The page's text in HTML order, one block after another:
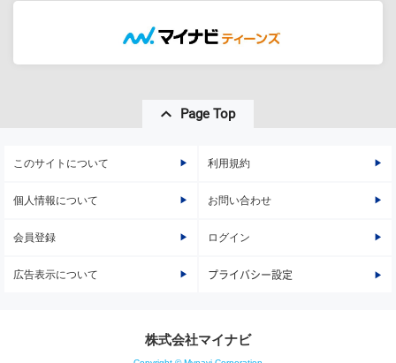
Page Top
このサイトについて 利用規約
個人情報について お問い合わせ
会員登録 ログイン
広告表示について プライバシー設定
株式会社マイナビ